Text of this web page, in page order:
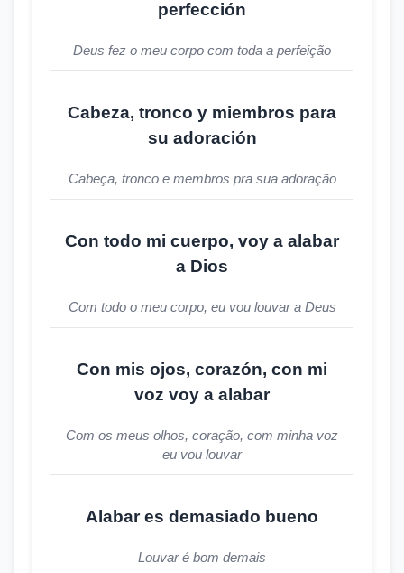
perfección
Deus fez o meu corpo com toda a perfeição
Cabeza, tronco y miembros para
su adoración
Cabeça, tronco e membros pra sua adoração
Con todo mi cuerpo, voy a alabar
a Dios
Com todo o meu corpo, eu vou louvar a Deus
Con mis ojos, corazón, con mi
voz voy a alabar
Com os meus olhos, coração, com minha voz
eu vou louvar
Alabar es demasiado bueno
Louvar é bom demais